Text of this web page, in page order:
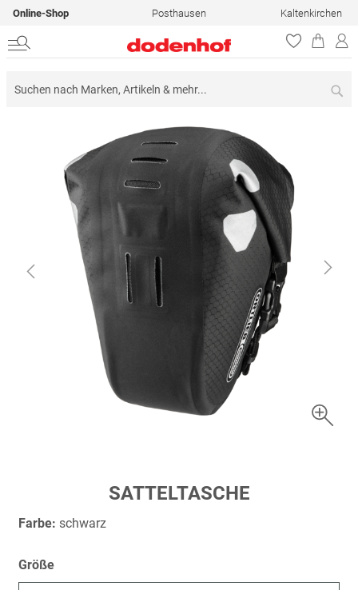
Online-Shop Posthausen Kaltenkirchen
Bildergalerie
der
SATTELTASCHE
Farbe: schwarz
Größe